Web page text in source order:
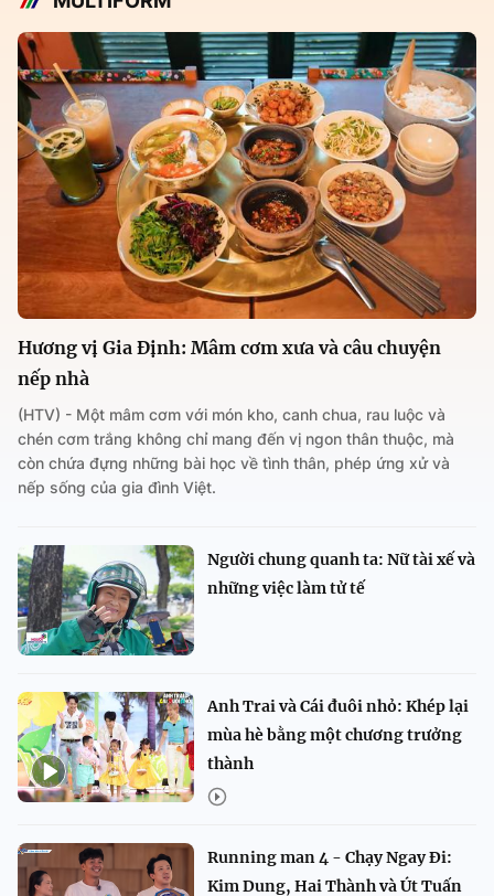
Hương vị Gia Định: Mâm cơm xưa và câu chuyện
nếp nhà
(HTV) - Một mâm cơm với món kho, canh chua, rau luộc và
chén cơm trắng không chỉ mang đến vị ngon thân thuộc, mà
còn chứa đựng những bài học về tình thân, phép ứng xử và
nếp sống của gia đình Việt.
Người chung quanh ta: Nữ tài xế và
những việc làm tử tế
Anh Trai và Cái đuôi nhỏ: Khép lại
mùa hè bằng một chương trưởng
thành
Running man 4 - Chạy Ngay Đi:
Kim Dung, Hai Thành và Út Tuấn